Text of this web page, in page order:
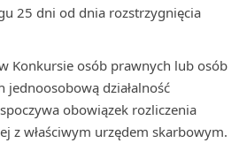
25 dni od dnia rozstrzygnięcia
Konkursie osób prawnych lub osób
jednoosobową działalność
obowiązek rozliczenia
z właściwym urzędem skarbowym.